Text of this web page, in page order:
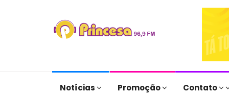
Notícias Promoção Contato